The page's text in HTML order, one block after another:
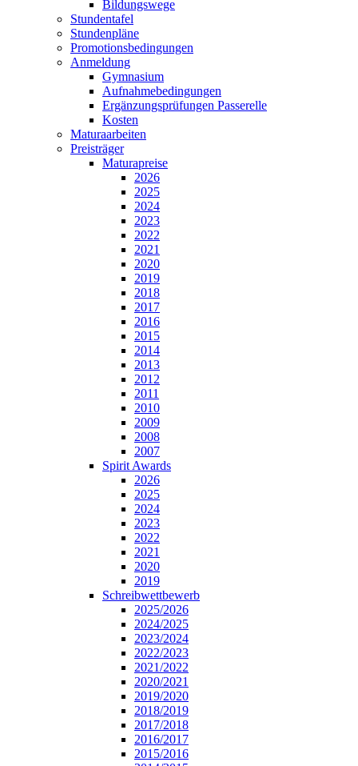
Bildungswege
Stundentafel
Stundenpläne
Promotionsbedingungen
Anmeldung
Gymnasium
Aufnahmebedingungen
Ergänzungsprüfungen Passerelle
Kosten
Maturaarbeiten
Preisträger
Maturapreise
2026
2025
2024
2023
2022
2021
2020
2019
2018
2017
2016
2015
2014
2013
2012
2011
2010
2009
2008
2007
Spirit Awards
2026
2025
2024
2023
2022
2021
2020
2019
Schreibwettbewerb
2025/2026
2024/2025
2023/2024
2022/2023
2021/2022
2020/2021
2019/2020
2018/2019
2017/2018
2016/2017
2015/2016